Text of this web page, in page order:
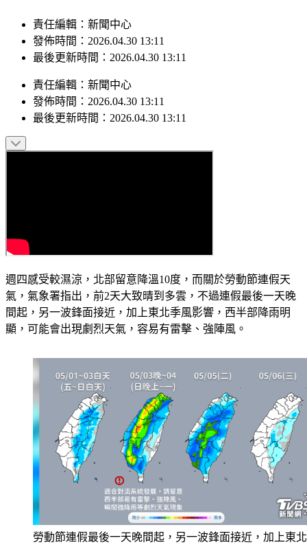
責任編輯：新聞中心
發佈時間：2026.04.30 13:11
最後更新時間：2026.04.30 13:11
責任編輯 ： 新聞中心
發佈時間： 2026.04.30 13:11
最後更新時間： 2026.04.30 13:11
週四感受較濕涼，北部留意降溫10度，而關於勞動節連假天
氣，氣象署指出，前2天大致晴到多雲，不過連假最後一天晚
間起，另一波鋒面接近，加上東北季風影響，西半部降雨明
顯，可能會出現劇烈天氣，容易有雷擊、強陣風。
勞動節連假最後一天晚間起，另一波鋒面接近，加上東